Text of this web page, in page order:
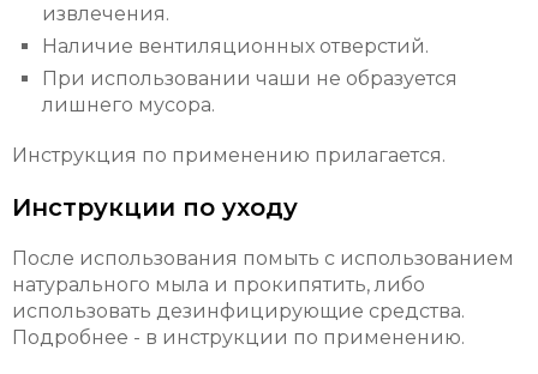
извлечения.
Наличие вентиляционных отверстий.
При использовании чаши не образуется
лишнего мусора.
Инструкция по применению прилагается.
Инструкции по уходу
После использования помыть с использованием
натурального мыла и прокипятить, либо
использовать дезинфицирующие средства.
Подробнее - в инструкции по применению.